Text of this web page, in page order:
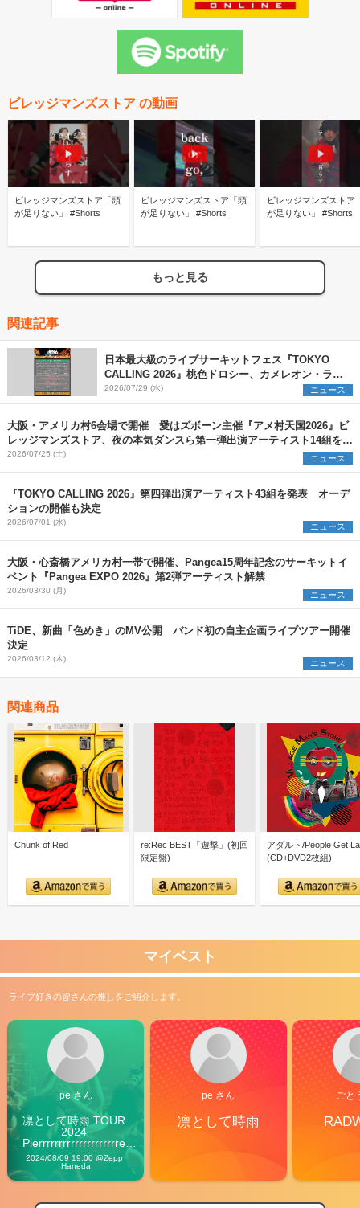
ビレッジマンズストア の動画
ビレッジマンズストア「頭
が足りない」 #Shorts
ビレッジマンズストア「頭
が足りない」 #Shorts
ビレッジマンズストア
が足りない」 #Shorts
もっと見る
関連記事
日本最大級のライブサーキットフェス『TOKYO
CALLING 2026』桃色ドロシー、カメレオン・ライ
ム・ウーピーパイら第六弾出演アーティスト（64
組）を発表
2026/07/29 (水) ニュース
大阪・アメリカ村6会場で開催 愛はズボーン主催『アメ村天国2026』ビ
レッジマンズストア、夜の本気ダンスら第一弾出演アーティスト14組を発
表
2026/07/25 (土) ニュース
『TOKYO CALLING 2026』第四弾出演アーティスト43組を発表 オーデ
ションの開催も決定
2026/07/01 (水) ニュース
大阪・心斎橋アメリカ村一帯で開催、Pangea15周年記念のサーキットイ
ベント『Pangea EXPO 2026』第2弾アーティスト解禁
2026/03/30 (月) ニュース
TiDE、新曲「色めき」のMV公開 バンド初の自主企画ライブツアー開催
決定
2026/03/12 (木) ニュース
関連商品
Chunk of Red
re:Rec BEST「遊撃」(初回
限定盤)
アダルト/People Get
(CD+DVD2枚組)
マイベスト
ライブ好きの皆さんの推しをご紹介します。
pe さん
凛として時雨 TOUR
2024
Pierrrrrrrrrrrrrrrrrrrre
Vibes
2024/08/09 19:00 @Zepp
Haneda
pe さん
凛として時雨
ごと